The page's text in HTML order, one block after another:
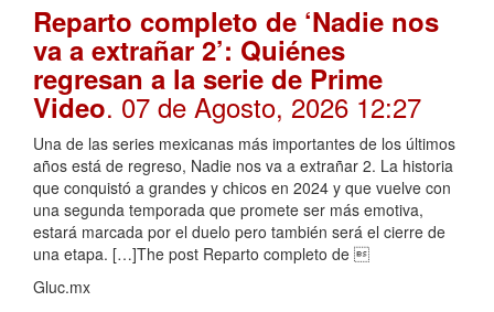
Reparto completo de ‘Nadie nos
va a extrañar 2’: Quiénes
regresan a la serie de Prime
Video. 07 de Agosto, 2026 12:27
Una de las series mexicanas más importantes de los últimos
años está de regreso, Nadie nos va a extrañar 2. La historia
que conquistó a grandes y chicos en 2024 y que vuelve con
una segunda temporada que promete ser más emotiva,
estará marcada por el duelo pero también será el cierre de
una etapa. […]The post Reparto completo de 
Gluc.mx